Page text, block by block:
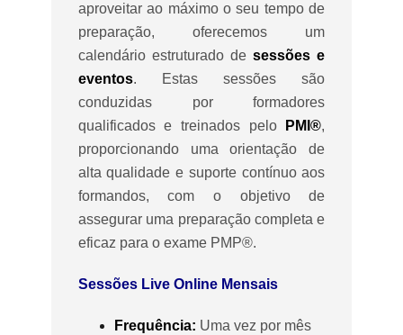
aproveitar ao máximo o seu tempo de
preparação, oferecemos um
calendário estruturado desessões e
eventos. Estas sessões são
conduzidas por formadores
qualificados e treinados pelo
PMI®,
proporcionando uma orientação de
alta qualidade e suporte contínuo aos
formandos, com o objetivo de
assegurar uma preparação completa e
eficaz para o exame PMP®.
Sessões Live Online Mensais
Frequência: Uma vez por mês